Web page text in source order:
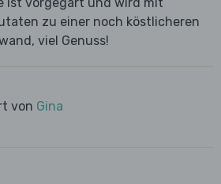
ist vorgegart und wird mit
zu einer noch köstlicheren
viel Genuss!
von Gina